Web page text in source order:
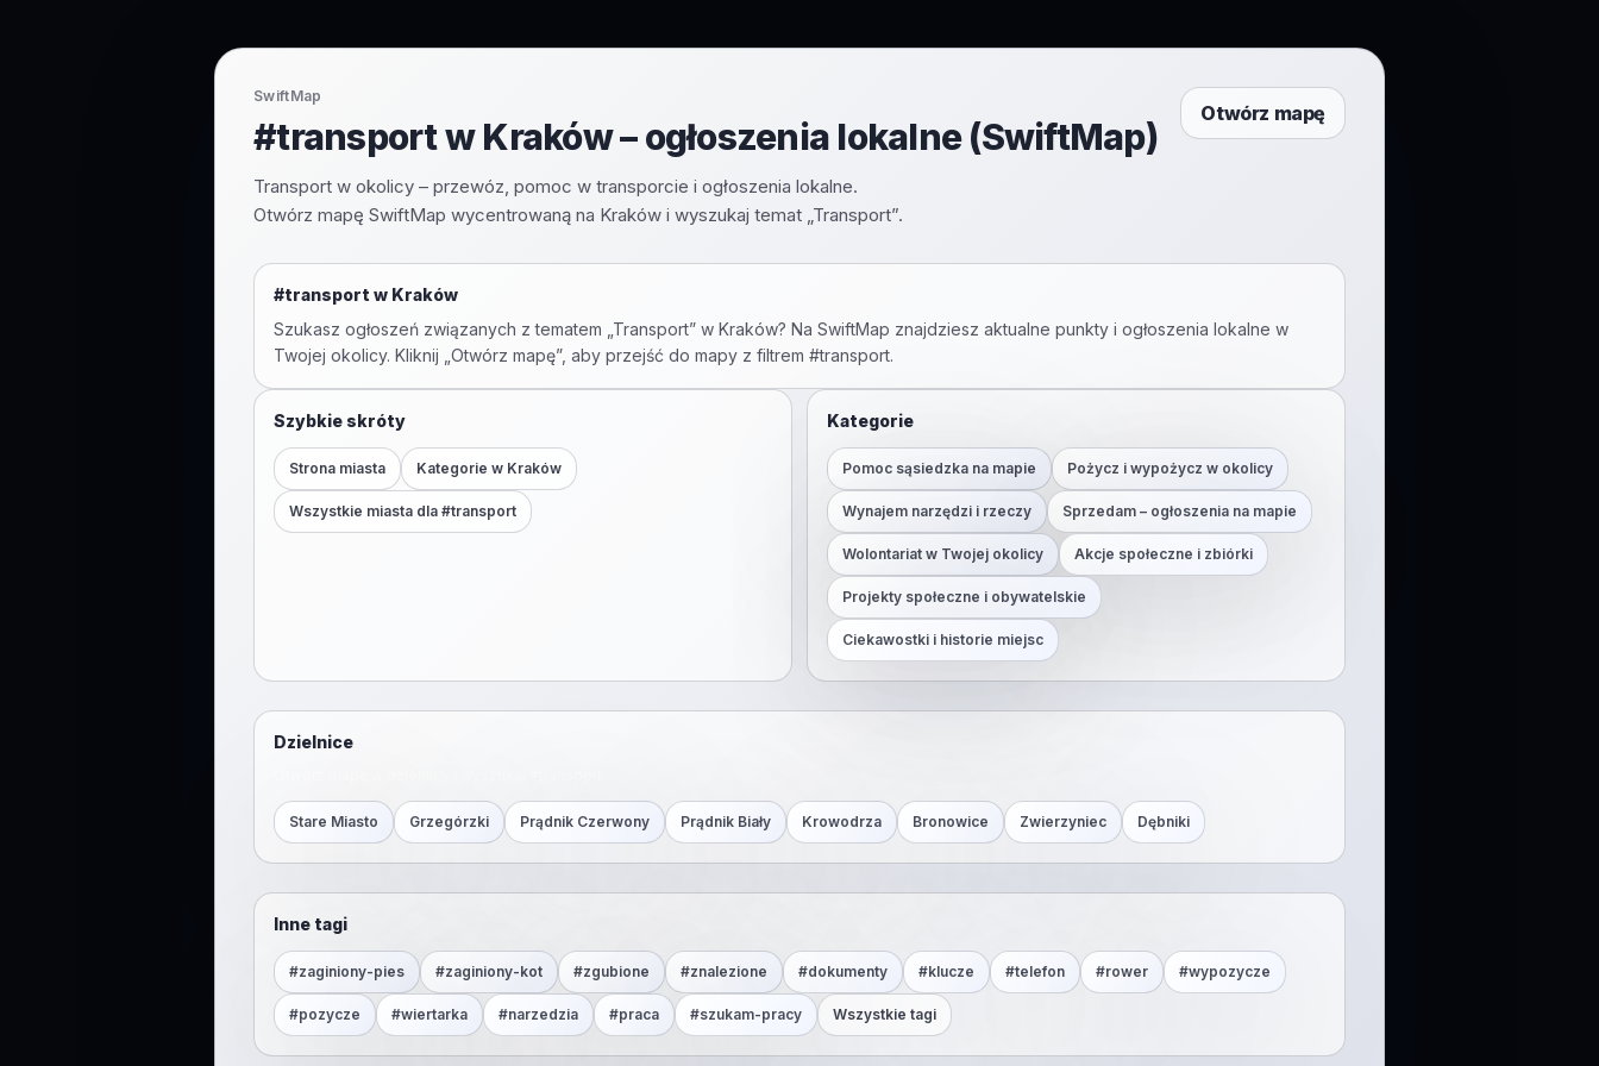
SwiftMap
#transport w Kraków – ogłoszenia lokalne (SwiftMap)
Transport w okolicy – przewóz, pomoc w transporcie i ogłoszenia lokalne.
Otwórz mapę SwiftMap wycentrowaną na Kraków i wyszukaj temat „Transport”.
Otwórz mapę
#transport w Kraków
Szukasz ogłoszeń związanych z tematem „ Transport” w Kraków? Na SwiftMap znajdziesz aktualne punkty i ogłoszenia lokalne w
Twojej okolicy. Kliknij „Otwórz mapę”, aby przejść do mapy z filtrem #transport.
Szybkie skróty
Strona miasta Kategorie w Kraków
Wszystkie miasta dla #transport
Kategorie
Pomoc sąsiedzka na mapie Pożycz i wypożycz w okolicy
Wynajem narzędzi i rzeczy Sprzedam – ogłoszenia na mapie
Wolontariat w Twojej okolicy Akcje społeczne i zbiórki
Projekty społeczne i obywatelskie
Ciekawostki i historie miejsc
Dzielnice
Stare Miasto Grzegórzki Prądnik Czerwony Prądnik Biały Krowodrza Bronowice Zwierzyniec Dębniki
Inne tagi
#zaginiony-pies #zaginiony-kot #zgubione #znalezione #dokumenty #klucze #telefon #rower #wypozycze
#pozycze #wiertarka #narzedzia #praca #szukam-pracy Wszystkie tagi